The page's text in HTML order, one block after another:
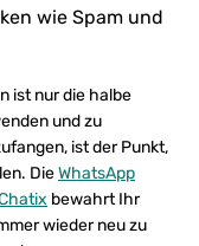
wie Spam und
ist nur die halbe
und zu
ist der Punkt,
DieWhatsApp
bewahrt Ihr
wieder neu zu